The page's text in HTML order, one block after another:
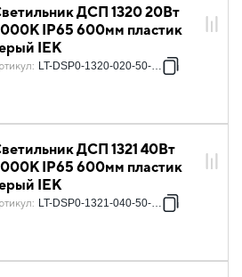
ДСП 1320 20Вт
IP65 600мм пластик
IEK
: LT-DSP0-1320-020-50-K01
ДСП 1321 40Вт
IP65 600мм пластик
IEK
: LT-DSP0-1321-040-50-K01